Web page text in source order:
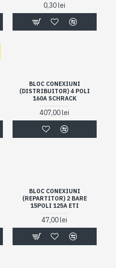
0,30 lei
BLOC CONEXIUNI
(DISTRIBUITOR) 4 POLI
160A SCHRACK
407,00 lei
BLOC CONEXIUNI
(REPARTITOR) 2 BARE
15POLI 125A ETI
47,00 lei